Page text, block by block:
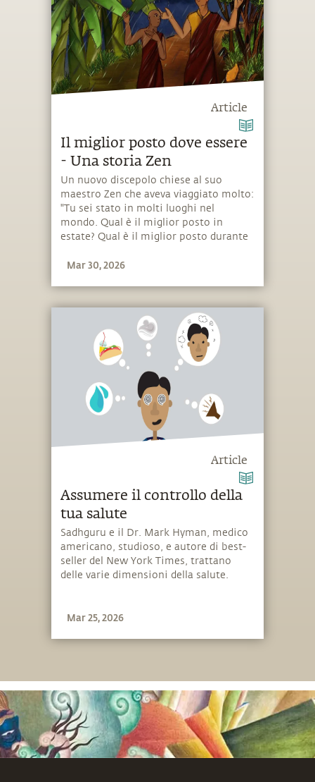
Article
Il miglior posto dove essere
- Una storia Zen
Un nuovo discepolo chiese al suo
maestro Zen che aveva viaggiato molto:
"Tu sei stato in molti luoghi nel
mondo. Qual è il miglior posto in
estate? Qual è il miglior posto durante
andare durante l'inverno?"
Mar 30, 2026
Article
Assumere il controllo della
tua salute
Sadhguru e il Dr. Mark Hyman, medico
americano, studioso, e autore di best-
seller del New York Times, trattano
delle varie dimensioni della salute.
Mar 25, 2026